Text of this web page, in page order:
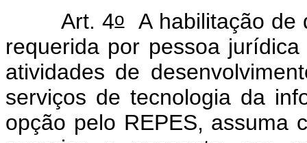
Art. 4oA habilitação de
requerida por pessoa
atividades de
serviços de tecnologia da
opção pelo REPES, assuma